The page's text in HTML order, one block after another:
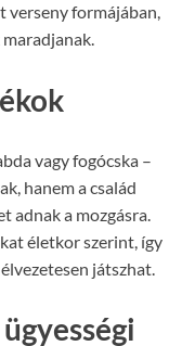
verseny formájában,
vagy fogócska –
hanem a család
adnak a mozgásra.
életkor szerint, így
játszhat.